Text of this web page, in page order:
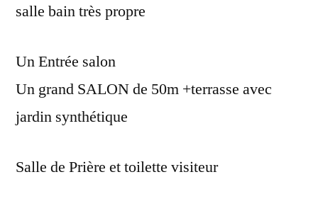
salle bain très propre
Un Entrée salon
Un grand SALON de 50m +terrasse avec
jardin synthétique
Salle de Prière et toilette visiteur